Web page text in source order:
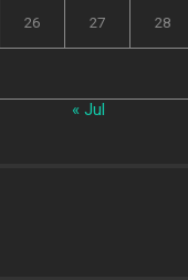
26 27 28
« Jul